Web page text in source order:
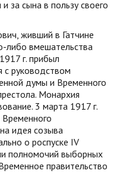
за сына в пользу своего
живший в Гатчине
либо вмешательства
г. прибыл
с руководством
думы и Временного
Монархия
3 марта 1917 г.
Временного
идея созыва
о роспуске IV
полномочий выборных
правительство